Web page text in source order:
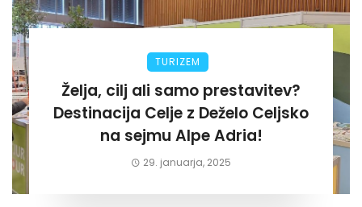
TURIZEM
Želja, cilj ali samo prestavitev?
Destinacija Celje z Deželo Celjsko
na sejmu Alpe Adria!
29. januarja, 2025